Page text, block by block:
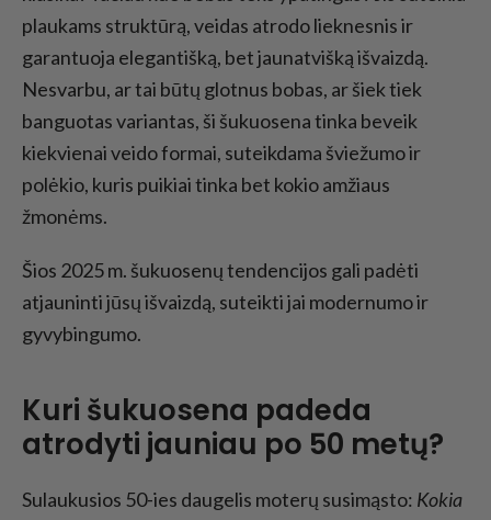
plaukams struktūrą, veidas atrodo lieknesnis ir
garantuoja elegantišką, bet jaunatvišką išvaizdą.
Nesvarbu, ar tai būtų glotnus bobas, ar šiek tiek
banguotas variantas, ši šukuosena tinka beveik
kiekvienai veido formai, suteikdama šviežumo ir
polėkio, kuris puikiai tinka bet kokio amžiaus
žmonėms.
Šios 2025 m. šukuosenų tendencijos gali padėti
atjauninti jūsų išvaizdą, suteikti jai modernumo ir
gyvybingumo.
Kuri šukuosena padeda
atrodyti jauniau po 50 metų?
Sulaukusios 50-ies daugelis moterų susimąsto: Kokia